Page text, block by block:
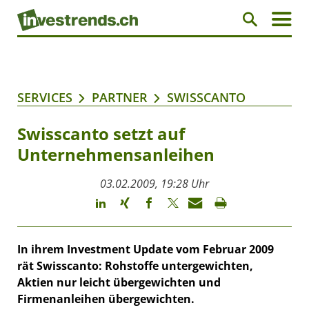
SERVICES PARTNER SWISSCANTO
Swisscanto setzt auf
Unternehmensanleihen
03.02.2009, 19:28 Uhr
In ihrem Investment Update vom Februar 2009
rät Swisscanto: Rohstoffe untergewichten,
Aktien nur leicht übergewichten und
Firmenanleihen übergewichten.